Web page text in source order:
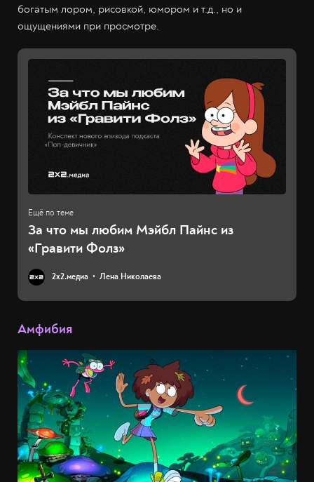
богатым лором, рисовкой, юмором и т.д., но и
ощущениями при просмотре.
За что мы любим Мэйбл Пайнс из
«Гравити Фолз»
2х2.медиа Лена Николаева
Амфибия